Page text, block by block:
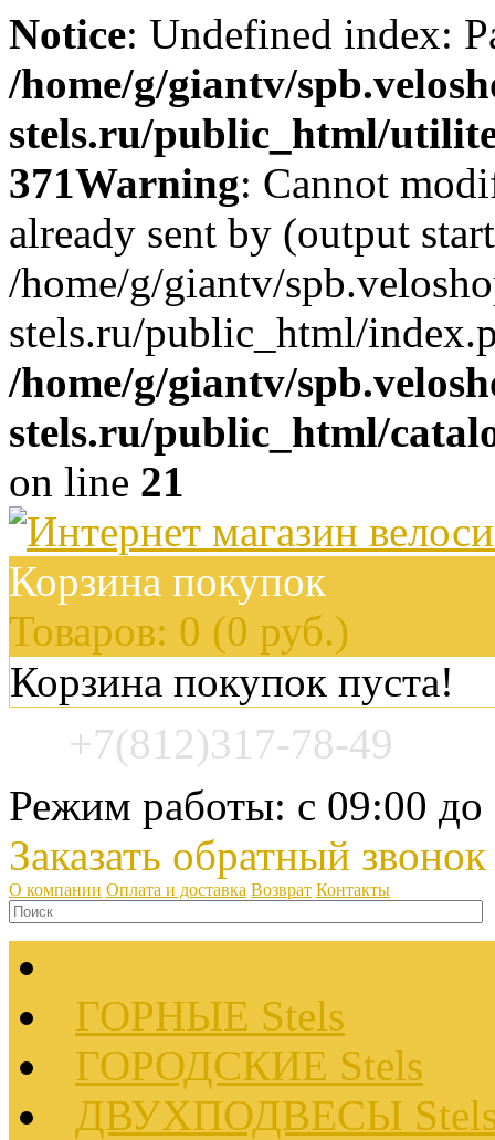
Notice: Undefined index:
/home/g/giantv/
stels.ru/public_html/
371Warning: Cannot
already sent by (output
/home/g/giantv/
stels.ru/public_html/
/home/g/giantv/
stels.ru/public_html/
on line 21
Корзина покупок
Товаров: 0 (0 руб.)
Корзина покупок пуста!
+7(812)317-78-49
Режим работы: с 09:00 до
Заказать обратный звонок
О компании Оплата и доставка Возврат Контакты
ГОРНЫЕ Stels
ГОРОДСКИЕ Stels
ДВУХПОДВЕСЫ